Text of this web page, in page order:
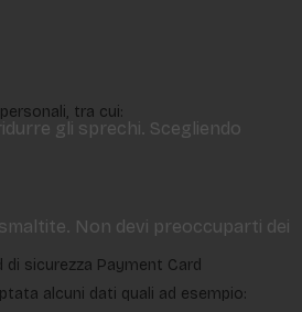
gli sprechi. Scegliendo
Non devi preoccuparti dei
tra cui:
sicurezza Payment Card
alcuni dati quali ad esempio: